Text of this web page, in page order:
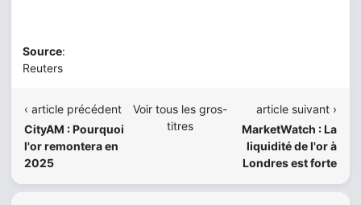
Source:
Reuters
‹ article précédent
CityAM : Pourquoi
l'or remontera en
2025
Voir tous les gros-
titres
article suivant ›
MarketWatch : La
liquidité de l'or à
Londres est forte